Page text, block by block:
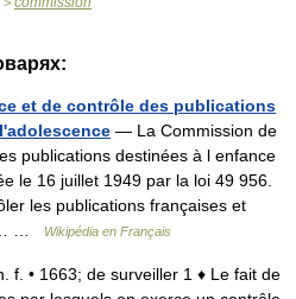
et de contrôle des publications
— La Commission de
publications destinées à l enfance
le 16 juillet 1949 par la loi 49 956.
les publications françaises et
…
Wikipédia en Français
f. • 1663; de surveiller 1 ♦ Le fait de